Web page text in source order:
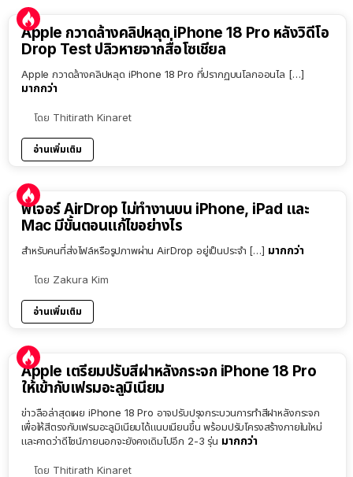
Apple กวาดล้างคลิปหลุด iPhone 18 Pro หลังวิดีโอ
Drop Test ปลิวหายจากสื่อโซเชียล
Apple กวาดล้างคลิปหลุด iPhone 18 Pro ที่ปรากฏบนโลกออนไล […]
มากกว่า
โดย Thitirath Kinaret
อ่านเพิ่มเติม
ฟีเจอร์ AirDrop ไม่ทำงานบน iPhone, iPad และ
Mac มีขั้นตอนแก้ไขอย่างไร
สำหรับคนที่ส่งไฟล์หรือรูปภาพผ่าน AirDrop อยู่เป็นประจำ […] มากกว่า
โดย Zakura Kim
อ่านเพิ่มเติม
Apple เตรียมปรับสีฝาหลังกระจก iPhone 18 Pro
ให้เข้ากับเฟรมอะลูมิเนียม
ข่าวลือล่าสุดเผย iPhone 18 Pro อาจปรับปรุงกระบวนการทำสีฝาหลังกระจก
เพื่อให้สีตรงกับเฟรมอะลูมิเนียมได้แนบเนียนขึ้น พร้อมปรับโครงสร้างภายในใหม่
และคาดว่าดีไซน์ภายนอกจะยังคงเดิมไปอีก 2-3 รุ่น มากกว่า
โดย Thitirath Kinaret